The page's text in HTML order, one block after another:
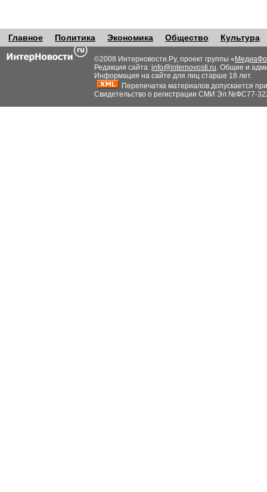
Главное Политика Экономика Общество Культура
©2008 Интерновости.Ру, проект группы «
Редакция сайта: info@internovosti.ru. Общие и
Информация на сайте для лиц старше 18 лет.
Перепечатка материалов допускается
Свидетельство о регистрации СМИ Эл №ФС77-